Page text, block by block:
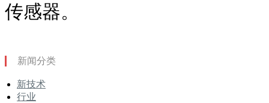
传感器。
新闻分类
新技术
行业